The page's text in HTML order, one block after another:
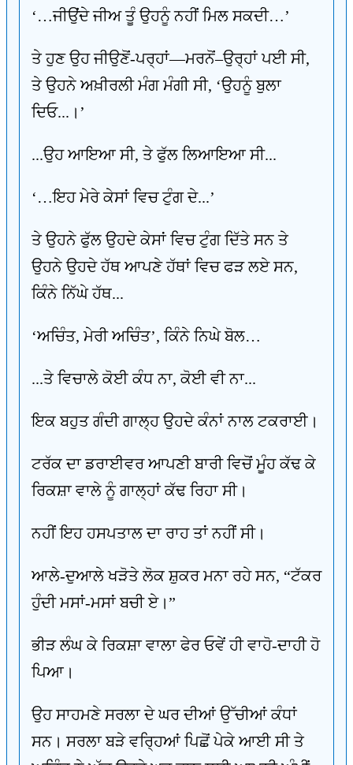
‘…ਜੀਉਂਦੇ ਜੀਅ ਤੂੰ ਉਹਨੂੰ ਨਹੀਂ ਮਿਲ ਸਕਦੀ…’
ਤੇ ਹੁਣ ਉਹ ਜੀਉਣੋਂ-ਪਰ੍ਹਾਂ—ਮਰਨੋਂ–ਉਰ੍ਹਾਂ ਪਈ ਸੀ,
ਤੇ ਉਹਨੇ ਅਖ਼ੀਰਲੀ ਮੰਗ ਮੰਗੀ ਸੀ, ‘ਉਹਨੂੰ ਬੁਲਾ
ਦਿਓ...।’
...ਉਹ ਆਇਆ ਸੀ, ਤੇ ਫੁੱਲ ਲਿਆਇਆ ਸੀ...
‘…ਇਹ ਮੇਰੇ ਕੇਸਾਂ ਵਿਚ ਟੁੰਗ ਦੇ...’
ਤੇ ਉਹਨੇ ਫੁੱਲ ਉਹਦੇ ਕੇਸਾਂ ਵਿਚ ਟੁੰਗ ਦਿੱਤੇ ਸਨ ਤੇ
ਉਹਨੇ ਉਹਦੇ ਹੱਥ ਆਪਣੇ ਹੱਥਾਂ ਵਿਚ ਫੜ ਲਏ ਸਨ,
ਕਿੰਨੇ ਨਿੱਘੇ ਹੱਥ...
‘ਅਚਿੰਤ, ਮੇਰੀ ਅਚਿੰਤ’, ਕਿੰਨੇ ਨਿਘੇ ਬੋਲ…
...ਤੇ ਵਿਚਾਲੇ ਕੋਈ ਕੰਧ ਨਾ, ਕੋਈ ਵੀ ਨਾ...
ਇਕ ਬਹੁਤ ਗੰਦੀ ਗਾਲ੍ਹ ਉਹਦੇ ਕੰਨਾਂ ਨਾਲ ਟਕਰਾਈ।
ਟਰੱਕ ਦਾ ਡਰਾਈਵਰ ਆਪਣੀ ਬਾਰੀ ਵਿਚੋਂ ਮੂੰਹ ਕੱਢ ਕੇ
ਰਿਕਸ਼ਾ ਵਾਲੇ ਨੂੰ ਗਾਲ੍ਹਾਂ ਕੱਢ ਰਿਹਾ ਸੀ।
ਨਹੀਂ ਇਹ ਹਸਪਤਾਲ ਦਾ ਰਾਹ ਤਾਂ ਨਹੀਂ ਸੀ।
ਆਲੇ-ਦੁਆਲੇ ਖੜੋਤੇ ਲੋਕ ਸ਼ੁਕਰ ਮਨਾ ਰਹੇ ਸਨ, “ਟੱਕਰ
ਹੁੰਦੀ ਮਸਾਂ-ਮਸਾਂ ਬਚੀ ਏ।”
ਭੀੜ ਲੰਘ ਕੇ ਰਿਕਸ਼ਾ ਵਾਲਾ ਫੇਰ ਓਵੇਂ ਹੀ ਵਾਹੋ-ਦਾਹੀ ਹੋ
ਪਿਆ।
ਉਹ ਸਾਹਮਣੇ ਸਰਲਾ ਦੇ ਘਰ ਦੀਆਂ ਉੱਚੀਆਂ ਕੰਧਾਂ
ਸਨ। ਸਰਲਾ ਬੜੇ ਵਰ੍ਹਿਆਂ ਪਿਛੋਂ ਪੇਕੇ ਆਈ ਸੀ ਤੇ